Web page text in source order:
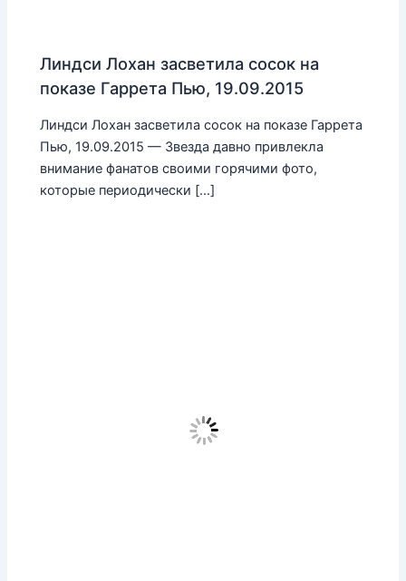
Линдси Лохан засветила сосок на
показе Гаррета Пью, 19.09.2015
Линдси Лохан засветила сосок на показе Гаррета
Пью, 19.09.2015 — Звезда давно привлекла
внимание фанатов своими горячими фото,
которые периодически […]